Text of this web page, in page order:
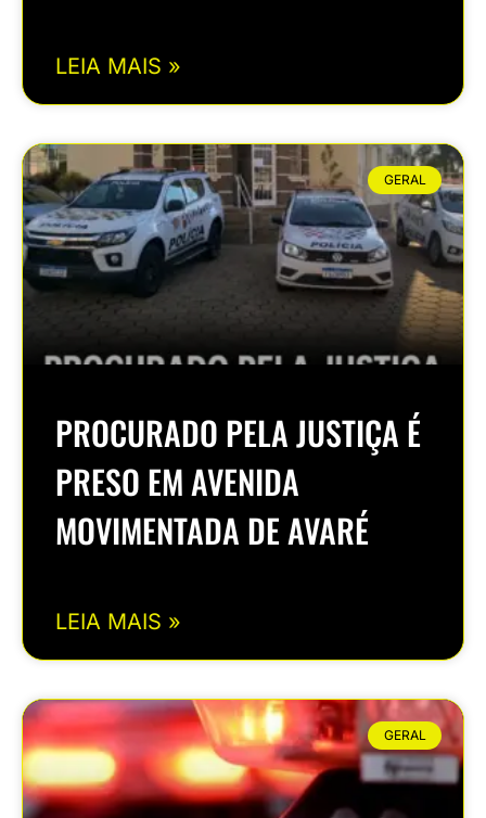
LEIA MAIS »
GERAL
PROCURADO PELA JUSTIÇA É
PRESO EM AVENIDA
MOVIMENTADA DE AVARÉ
LEIA MAIS »
GERAL